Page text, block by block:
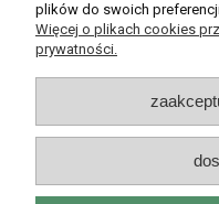
plików do swoich
Więcej o plikach cookies
prywatności.